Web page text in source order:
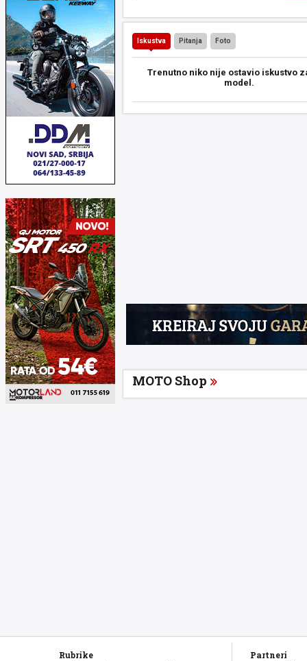
Iskustva Pitanja Foto
Trenutno niko nije ostavio iskustvo
model.
MOTO Shop
Rubrike Partneri